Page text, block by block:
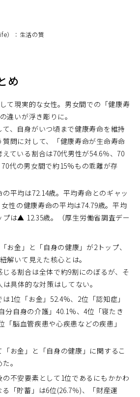
）：生活の質
め
て現実的な女性。男女間での「健康寿
違いが浮き彫りに。
、自身がいつ頃まで健康寿命を維持
質問に対して、「健康寿命が生命寿命
えている割合は70代男性が54.6％、70
代の男女間で約15%もの乖離が存
平均は72.14歳。平均寿命とのギャッ
性の健康寿命の平均は74.79歳。平均
プは▲ 12.35歳。（厚生労働省調査デー
お金」と「自身の健康」が2トップ、
解いて見えた核心とは。
る割合は全体で約9割にのぼるが、そ
具体的な対策はしてない。
1位「お金」52.4%、2位「認知症」
分自身の介護」40.1%、4位「寝たき
「脳血管疾患や心疾患などの疾患」
「お金」と「自身の健康」に関するこ
。
の不安要素として1位であるにもかかわ
る「貯蓄」は6位(26.7％)、「財産運